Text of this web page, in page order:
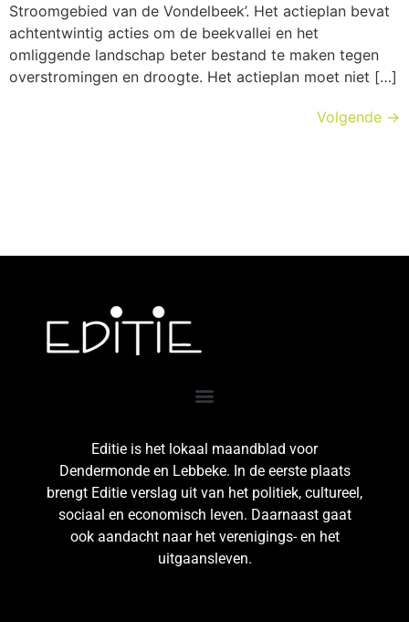
Stroomgebied van de Vondelbeek’. Het actieplan bevat
achtentwintig acties om de beekvallei en het
omliggende landschap beter bestand te maken tegen
overstromingen en droogte. Het actieplan moet niet […]
Volgende →
Editie is het lokaal maandblad voor
Dendermonde en Lebbeke. In de eerste plaats
brengt Editie verslag uit van het politiek, cultureel,
sociaal en economisch leven. Daarnaast gaat
ook aandacht naar het verenigings- en het
uitgaansleven.